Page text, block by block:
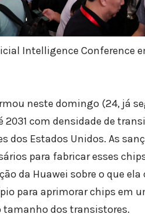
Intelligence Conference
neste domingo (24, já
com densidade de
dos Estados Unidos. As
para fabricar esses
da Huawei sobre o que
para aprimorar chips em
tamanho dos transistores.